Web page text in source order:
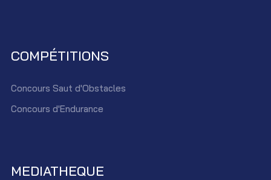
COMPÉTITIONS
Concours Saut d'Obstacles
Concours d'Endurance
MEDIATHEQUE